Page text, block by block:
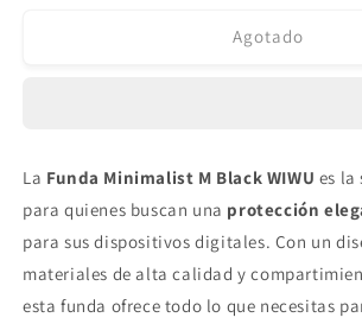
Agotado
La Funda Minimalist M Black WIWU es la
para quienes buscan una protección
para sus dispositivos digitales. Con un
materiales de alta calidad y
esta funda ofrece todo lo que necesitas